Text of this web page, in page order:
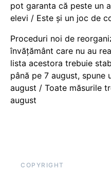
pot garanta că peste un
elevi / Este și un joc de
Proceduri noi de
învățământ care nu au
lista acestora trebuie
până pe 7 august, spune
august / Toate măsurile
august
COPYRIGHT